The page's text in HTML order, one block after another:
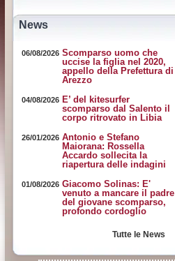
News
06/08/2026 Scomparso uomo che
uccise la figlia nel 2020,
appello della Prefettura di
Arezzo
04/08/2026 E’ del kitesurfer
scomparso dal Salento il
corpo ritrovato in Libia
26/01/2026 Antonio e Stefano
Maiorana: Rossella
Accardo sollecita la
riapertura delle indagini
01/08/2026 Giacomo Solinas: E'
venuto a mancare il padre
del giovane scomparso,
profondo cordoglio
Tutte le News